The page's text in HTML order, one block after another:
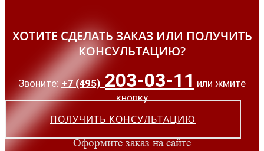
ХОТИТЕ СДЕЛАТЬ ЗАКАЗ ИЛИ ПОЛУЧИТЬ
КОНСУЛЬТАЦИЮ?
Звоните: +7 (495) 203-03-11 или жмите
кнопку
ПОЛУЧИТЬ КОНСУЛЬТАЦИЮ
Оформите заказ на сайте